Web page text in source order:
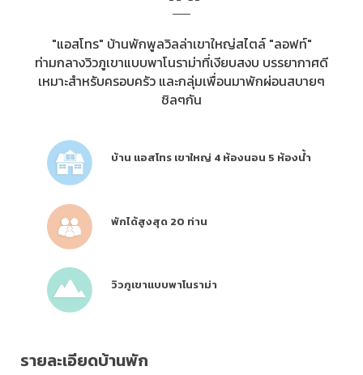
"แอสโทร" บ้านพักพูลวิลล่าเขาใหญ่สไตล์ "ลอฟท์"
ท่ามกลางวิวภูเขาแบบพาโนราม่าที่เงียบสงบ บรรยากาศดี
เหมาะสำหรับครอบครัว และกลุ่มเพื่อนมาพักผ่อนสบายๆ
ชิลๆกัน
บ้าน แอสโทร เขาใหญ่ 4 ห้องนอน 5 ห้องน้ำ
พักได้สูงสุด 20 ท่าน
วิวภูเขาแบบพาโนราม่า
รายละเอียดบ้านพัก